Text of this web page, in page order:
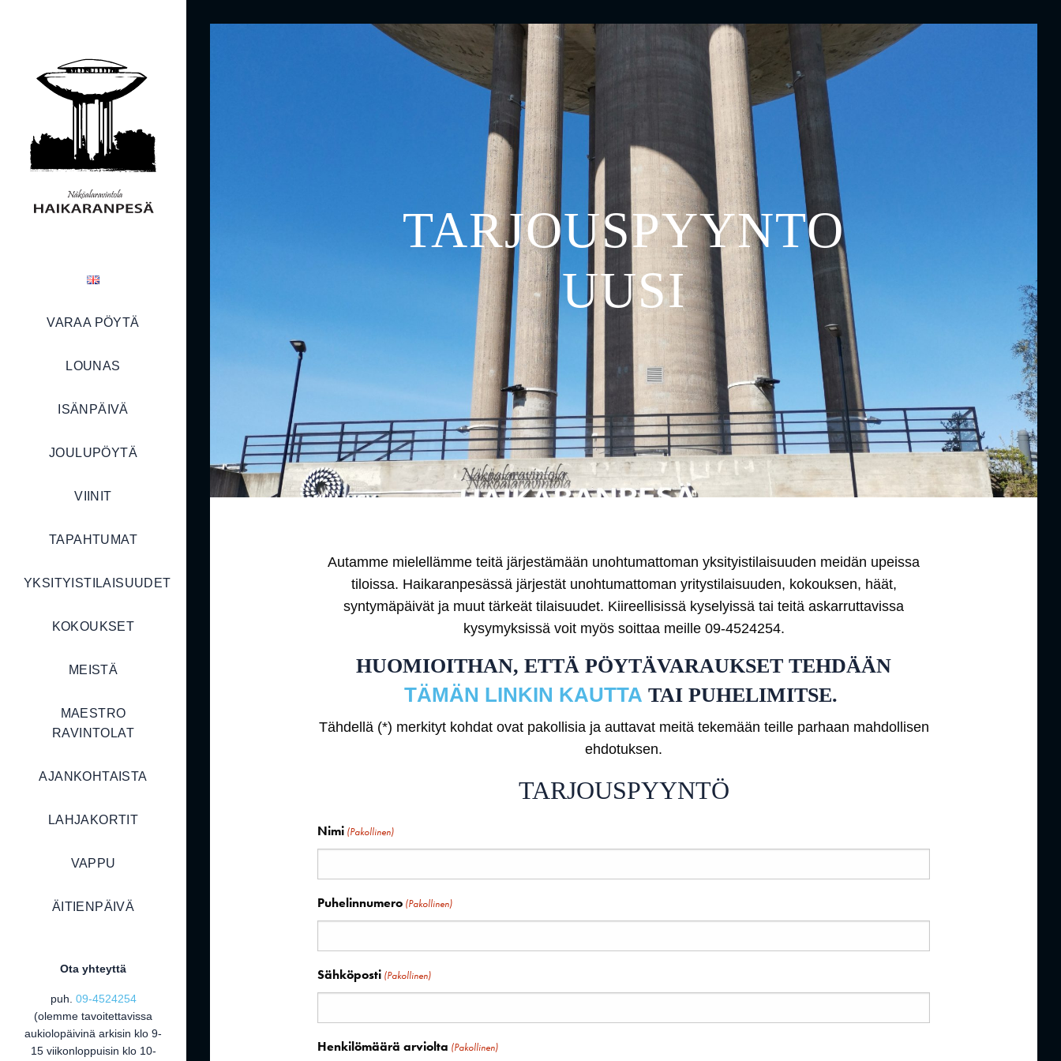
VARAA PÖYTÄ
LOUNAS
ISÄNPÄIVÄ
JOULUPÖYTÄ
VIINIT
TAPAHTUMAT
YKSITYISTILAISUUDET
KOKOUKSET
MEISTÄ
MAESTRO
RAVINTOLAT
AJANKOHTAISTA
LAHJAKORTIT
VAPPU
ÄITIENPÄIVÄ
Ota yhteyttä
puh. 09-4524254
(olemme tavoitettavissa
aukiolopäivinä arkisin klo 9-
15 viikonloppuisin klo 10-
TARJOUSPYYNTO
UUSI
Autamme mielellämme teitä järjestämään unohtumattoman yksityistilaisuuden meidän upeissa
tiloissa. Haikaranpesässä järjestät unohtumattoman yritystilaisuuden, kokouksen, häät,
syntymäpäivät ja muut tärkeät tilaisuudet. Kiireellisissä kyselyissä tai teitä askarruttavissa
kysymyksissä voit myös soittaa meille 09-4524254.
HUOMIOITHAN, ETTÄ PÖYTÄVARAUKSET TEHDÄÄN
TÄMÄN LINKIN KAUTTA TAI PUHELIMITSE.
Tähdellä (*) merkityt kohdat ovat pakollisia ja auttavat meitä tekemään teille parhaan mahdollisen
ehdotuksen.
TARJOUSPYYNTÖ
Nimi (Pakollinen)
Puhelinnumero (Pakollinen)
Sähköposti (Pakollinen)
Henkilömäärä arviolta (Pakollinen)